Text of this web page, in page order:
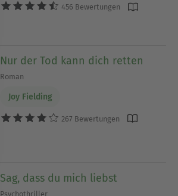
456 Bewertungen
Nur der Tod kann dich retten
Roman
Joy Fielding
267 Bewertungen
Sag, dass du mich liebst
Psychothriller